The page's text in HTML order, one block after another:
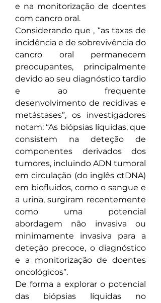
e na monitorização de doentes
com cancro oral.
Considerando que , “as taxas de
incidência e de sobrevivência do
cancro oral permanecem
preocupantes, principalmente
devido ao seu diagnóstico tardio
e ao frequente
desenvolvimento de recidivas e
metástases”, os investigadores
notam: “As biópsias líquidas, que
consistem na deteção de
componentes derivados dos
tumores, incluindo ADN tumoral
em circulação (do inglês ctDNA)
em biofluidos, como o sangue e
a urina, surgiram recentemente
como uma potencial
abordagem não invasiva ou
minimamente invasiva para a
deteção precoce, o diagnóstico
e a monitorização de doentes
oncológicos”.
De forma a explorar o potencial
das biópsias líquidas no